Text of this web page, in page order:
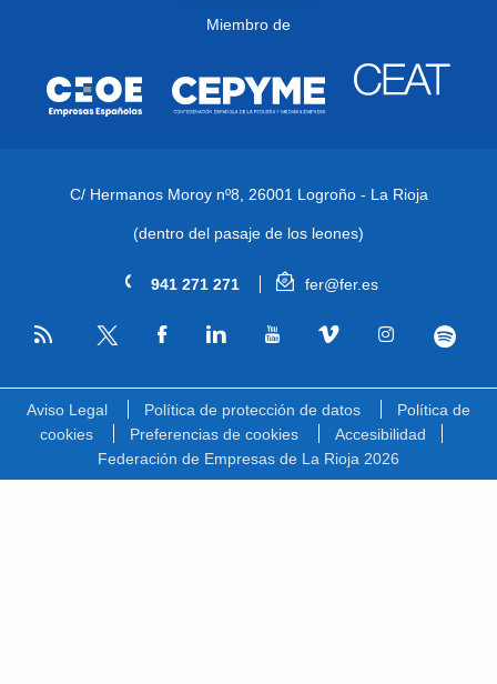
Miembro de
C/ Hermanos Moroy nº8, 26001 Logroño - La Rioja
(dentro del pasaje de los leones)
941 271 271 fer@fer.es
RSS
Aviso Legal Política de protección de datos
Política de
cookies
Preferencias de cookies
Accesibilidad
Federación de Empresas de La Rioja 2026